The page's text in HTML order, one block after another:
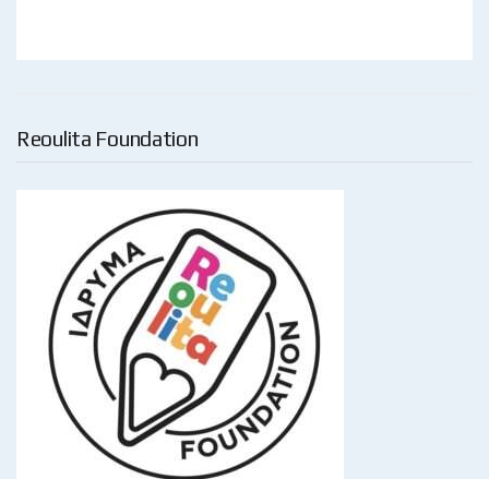
Reoulita Foundation